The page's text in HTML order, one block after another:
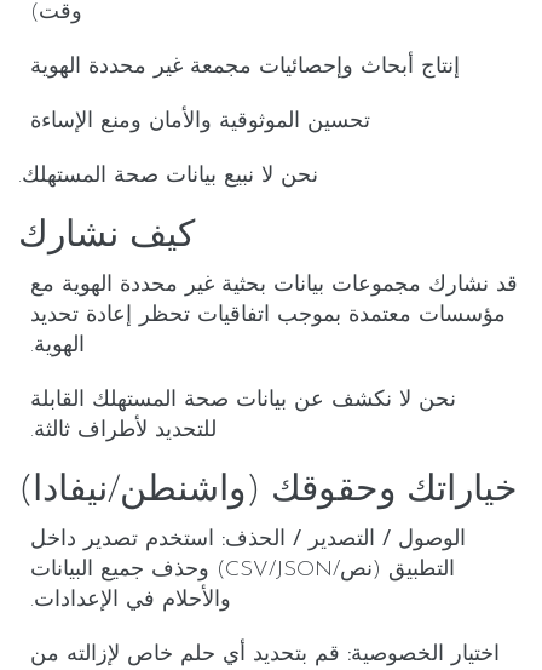
وقت)
إنتاج أبحاث وإحصائيات مجمعة غير محددة الهوية
تحسين الموثوقية والأمان ومنع الإساءة
نحن لا نبيع بيانات صحة المستهلك.
كيف نشارك
قد نشارك مجموعات بيانات بحثية غير محددة الهوية مع
مؤسسات معتمدة بموجب اتفاقيات تحظر إعادة تحديد
الهوية.
نحن لا نكشف عن بيانات صحة المستهلك القابلة
للتحديد لأطراف ثالثة.
خياراتك وحقوقك (واشنطن/نيفادا)
الوصول / التصدير / الحذف: استخدم تصدير
داخل
التطبيق (نص/CSV/JSON) و
حذف جميع البيانات
والأحلام في الإعدادات.
اختيار الخصوصية: قم بتحديد أي حلم خاص لإزالته من